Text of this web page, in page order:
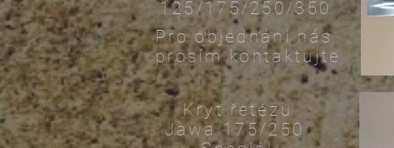
125/175/250/350
Pro objednání nás
prosím kontaktujte
Kryt řetězu
Jawa 175/250